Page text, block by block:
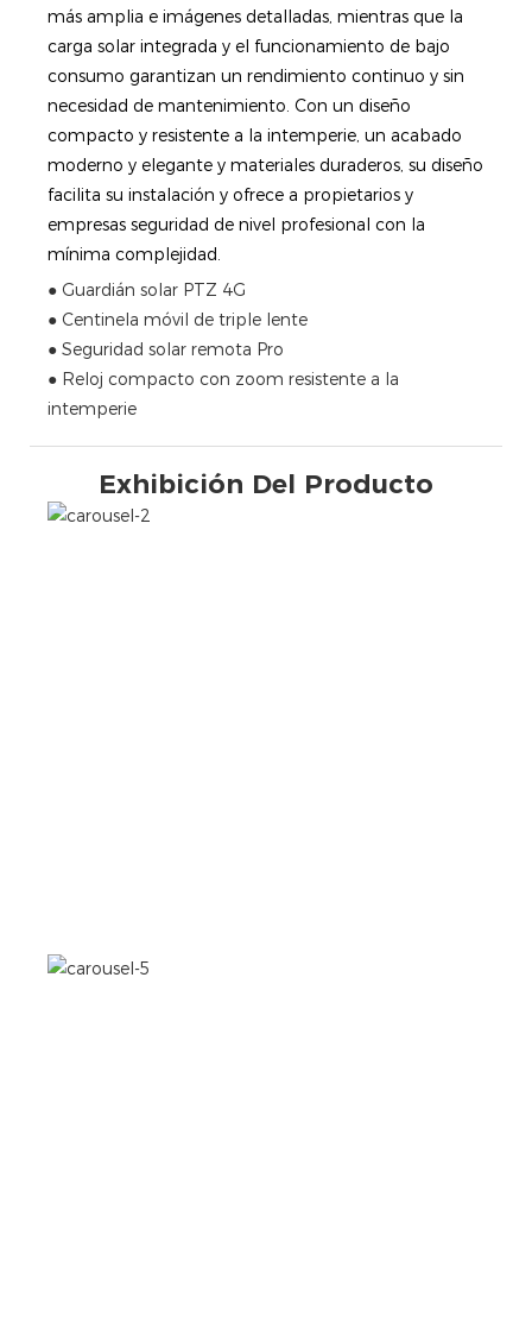
más amplia e imágenes detalladas, mientras que la
carga solar integrada y el funcionamiento de bajo
consumo garantizan un rendimiento continuo y sin
necesidad de mantenimiento. Con un diseño
compacto y resistente a la intemperie, un acabado
moderno y elegante y materiales duraderos, su diseño
facilita su instalación y ofrece a propietarios y
empresas seguridad de nivel profesional con la
mínima complejidad.
● Guardián solar PTZ 4G
● Centinela móvil de triple lente
● Seguridad solar remota Pro
● Reloj compacto con zoom resistente a la
intemperie
Exhibición Del Producto